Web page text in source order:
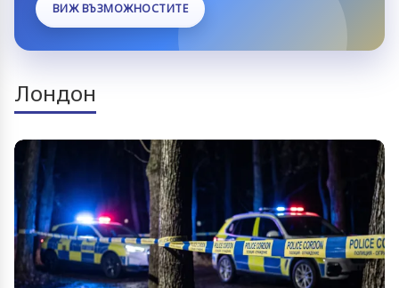
ВИЖ ВЪЗМОЖНОСТИТЕ
Лондон